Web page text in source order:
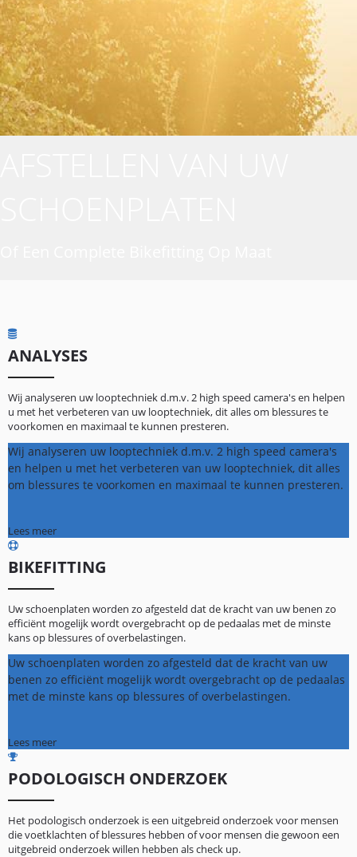
ANALYSES
Wij analyseren uw looptechniek d.m.v. 2 high speed camera's en helpen
u met het verbeteren van uw looptechniek, dit alles om blessures te
voorkomen en maximaal te kunnen presteren.
Wij analyseren uw looptechniek d.m.v. 2 high speed camera's
en helpen u met het verbeteren van uw looptechniek, dit alles
om blessures te voorkomen en maximaal te kunnen presteren.
Lees meer
BIKEFITTING
Uw schoenplaten worden zo afgesteld dat de kracht van uw benen zo
efficiënt mogelijk wordt overgebracht op de pedaalas met de minste
kans op blessures of overbelastingen.
Uw schoenplaten worden zo afgesteld dat de kracht van uw
benen zo efficiënt mogelijk wordt overgebracht op de pedaalas
met de minste kans op blessures of overbelastingen.
Lees meer
PODOLOGISCH ONDERZOEK
Het podologisch onderzoek is een uitgebreid onderzoek voor mensen
die voetklachten of blessures hebben of voor mensen die gewoon een
uitgebreid onderzoek willen hebben als check up.